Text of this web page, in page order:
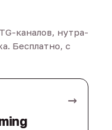
каналов, нутра-
Бесплатно, с
→